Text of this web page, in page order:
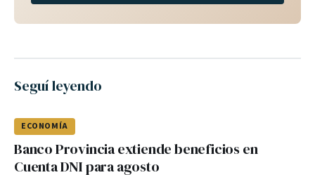
Seguí leyendo
ECONOMÍA
Banco Provincia extiende beneficios en
Cuenta DNI para agosto